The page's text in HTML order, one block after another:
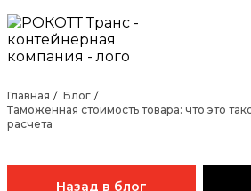
Главная
Блог
Таможенная стоимость товара: что это
расчета
Назад в блог